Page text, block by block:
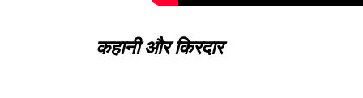
कहानी और किरदार